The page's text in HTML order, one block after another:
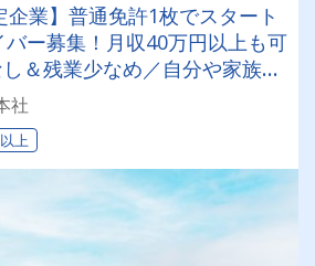
企業】普通免許1枚でスタート
ー募集！月収40万円以上も可
＆残業少なめ／自分や家族と
ながら働けます♪ ★一人一台の
社
上